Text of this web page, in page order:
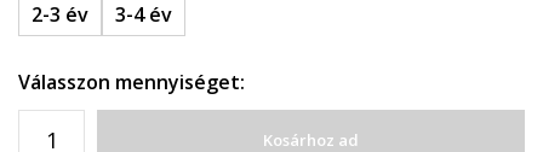
2-3 év
3-4 év
Válasszon mennyiséget:
Kosárhoz ad